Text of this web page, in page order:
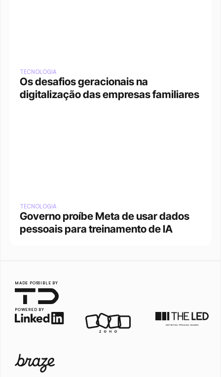
TECNOLOGIA
Os desafios geracionais na
digitalização das empresas familiares
TECNOLOGIA
Governo proíbe Meta de usar dados
pessoais para treinamento de IA
MADE POSSIBLE BY
POWERED BY